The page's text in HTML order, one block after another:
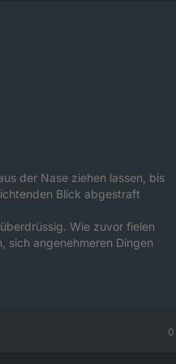
der Nase ziehen lassen, bis
Blick abgestraft
Wie zuvor fielen
sich angenehmeren Dingen
0